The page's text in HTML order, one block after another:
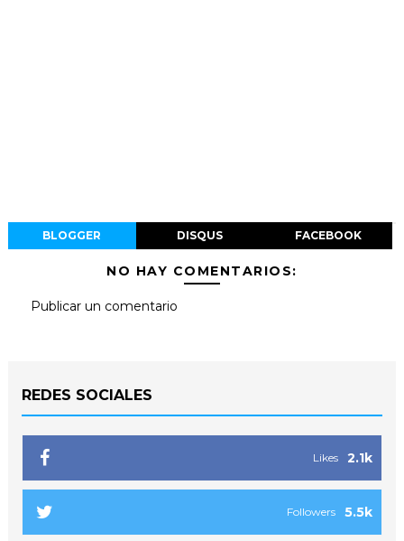
BLOGGER DISQUS FACEBOOK
NO HAY COMENTARIOS:
Publicar un comentario
REDES SOCIALES
2.1k
Likes
5.5k
Followers